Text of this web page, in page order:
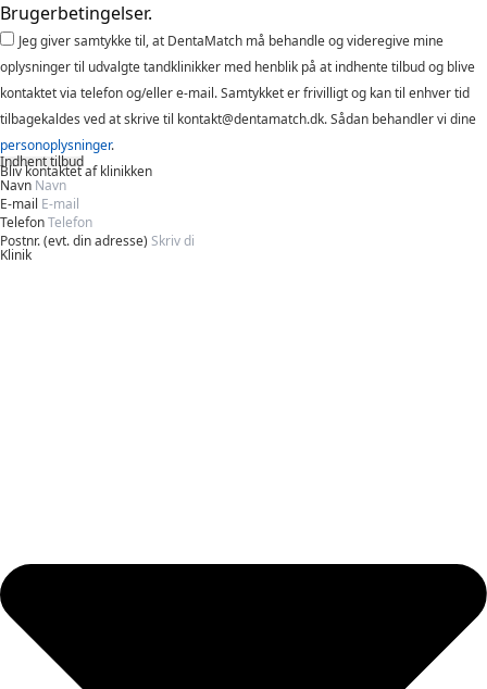
Brugerbetingelser.
Jeg giver samtykke til, at DentaMatch må behandle og videregive mine
oplysninger til udvalgte tandklinikker med henblik på at indhente tilbud og blive
kontaktet via telefon og/eller e-mail. Samtykket er frivilligt og kan til enhver tid
tilbagekaldes ved at skrive til kontakt@dentamatch.dk. Sådan behandler vi dine
personoplysninger.
Indhent tilbud
Bliv kontaktet af klinikken
Navn
E-mail
Telefon
Postnr. (evt. din adresse)
Klinik